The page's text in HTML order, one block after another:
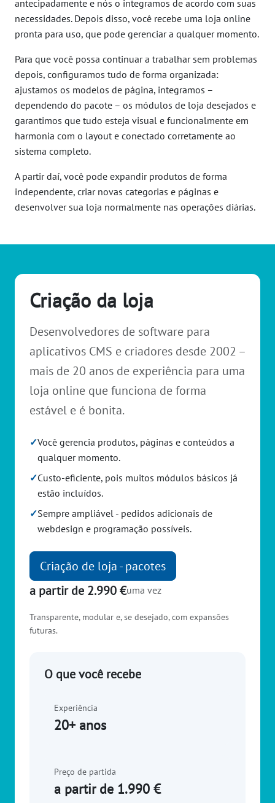
antecipadamente e nós o integramos de acordo com suas
necessidades. Depois disso, você recebe uma loja online
pronta para uso, que pode gerenciar a qualquer momento.
Para que você possa continuar a trabalhar sem problemas
depois, configuramos tudo de forma organizada:
ajustamos os modelos de página, integramos –
dependendo do pacote – os módulos de loja desejados e
garantimos que tudo esteja visual e funcionalmente em
harmonia com o layout e conectado corretamente ao
sistema completo.
A partir daí, você pode expandir produtos de forma
independente, criar novas categorias e páginas e
desenvolver sua loja normalmente nas operações diárias.
Criação da loja
Desenvolvedores de software para
aplicativos CMS e criadores desde 2002 –
mais de 20 anos de experiência para uma
loja online que funciona de forma
estável e é bonita.
✓Você gerencia produtos, páginas e conteúdos a
qualquer momento.
✓Custo-eficiente, pois muitos módulos básicos já
estão incluídos.
✓Sempre ampliável - pedidos adicionais de
webdesign e programação possíveis.
Criação de loja - pacotes
a partir de 2.990 €uma vez
Transparente, modular e, se desejado, com expansões
futuras.
O que você recebe
Experiência
20+ anos
Preço de partida
a partir de 1.990 €